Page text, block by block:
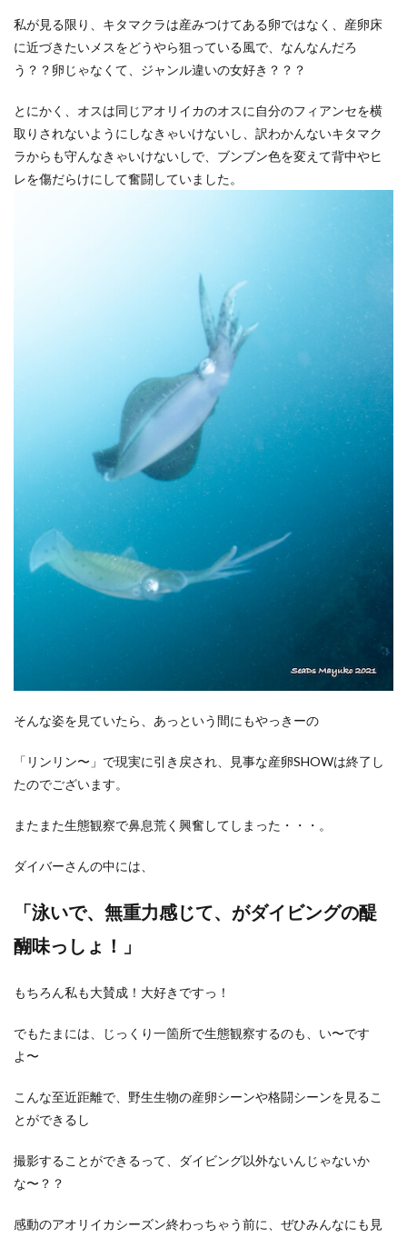
私が見る限り、キタマクラは産みつけてある卵ではなく、産卵床
に近づきたいメスをどうやら狙っている風で、なんなんだろ
う？？卵じゃなくて、ジャンル違いの女好き？？？
とにかく、オスは同じアオリイカのオスに自分のフィアンセを横
取りされないようにしなきゃいけないし、訳わかんないキタマク
ラからも守んなきゃいけないしで、ブンブン色を変えて背中やヒ
レを傷だらけにして奮闘していました。
そんな姿を見ていたら、あっという間にもやっきーの
「リンリン〜」で現実に引き戻され、見事な産卵SHOWは終了し
たのでございます。
またまた生態観察で鼻息荒く興奮してしまった・・・。
ダイバーさんの中には、
「泳いで、無重力感じて、がダイビングの醍
醐味っしょ！」
もちろん私も大賛成！大好きですっ！
でもたまには、じっくり一箇所で生態観察するのも、い〜です
よ〜
こんな至近距離で、野生生物の産卵シーンや格闘シーンを見るこ
とができるし
撮影することができるって、ダイビング以外ないんじゃないか
な〜？？
感動のアオリイカシーズン終わっちゃう前に、ぜひみんなにも見